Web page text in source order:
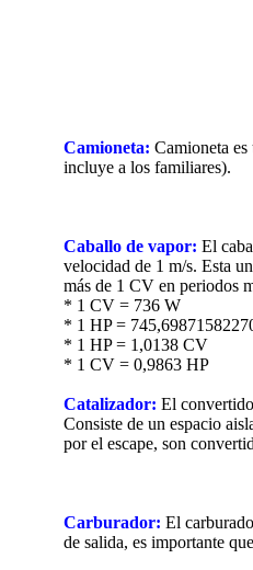
Camioneta: Camioneta
incluye a los familiares).
Caballo de vapor: El
velocidad de 1 m/s. Esta
más de 1 CV en periodos
* 1 CV = 736 W
* 1 HP =
* 1 HP = 1,0138 CV
* 1 CV = 0,9863 HP
Catalizador: El
Consiste de un espacio
por el escape, son
Carburador: El
de salida, es importante